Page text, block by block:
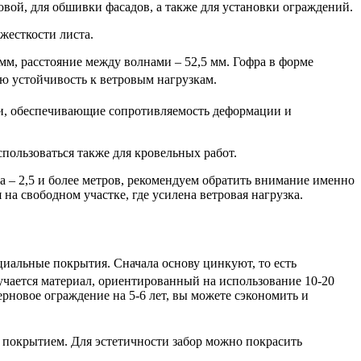
для обшивки фасадов, а также для установки ограждений.
листа.
расстояние между волнами – 52,5 мм. Гофра в форме
устойчивость к ветровым нагрузкам.
обеспечивающие сопротивляемость деформации и
также для кровельных работ.
2,5 и более метров, рекомендуем обратить внимание именно
участке, где усилена ветровая нагрузка.
покрытия. Сначала основу цинкуют, то есть
материал, ориентированный на использование 10-20
ограждение на 5-6 лет, вы можете сэкономить и
Для эстетичности забор можно покрасить